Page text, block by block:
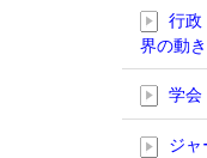
行政
界の動
学会
ジ